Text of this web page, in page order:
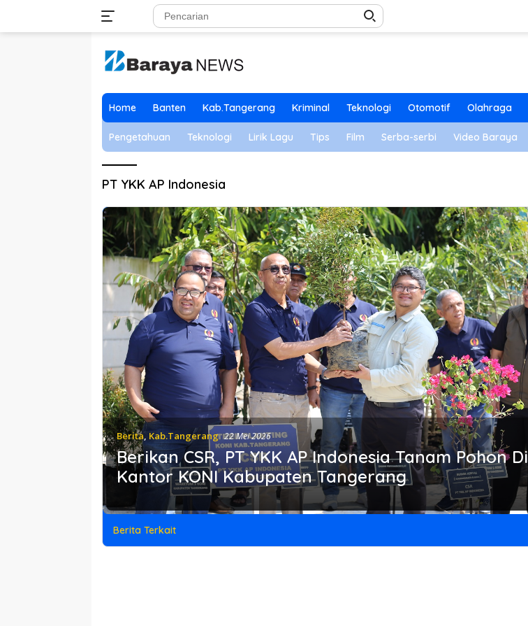
Home Banten Kab.Tangerang Kriminal Teknologi Otomotif Olahraga
Pengetahuan Teknologi Lirik Lagu Tips Film Serba-serbi Video Baraya
PT YKK AP Indonesia
Berita Kab.Tangerang 22 Mei 2026
Berikan CSR, PT YKK AP Indonesia Tanam Pohon Di
Kantor KONI Kabupaten Tangerang
Berita Terkait